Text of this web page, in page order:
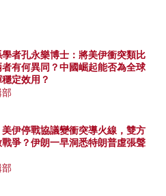
學者孔永樂博士：將美伊衝突類比
者有何異同？中國崛起能否為全球
定效用？
部
伊停戰協議變衝突導火線，雙方
爭？伊朗一早洞悉特朗普虛張聲
部